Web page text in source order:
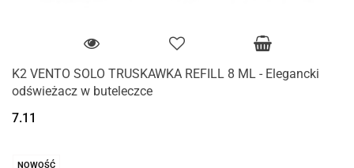
K2 VENTO SOLO TRUSKAWKA REFILL 8 ML - Elegancki
odświeżacz w buteleczce
7.11
NOWOŚĆ